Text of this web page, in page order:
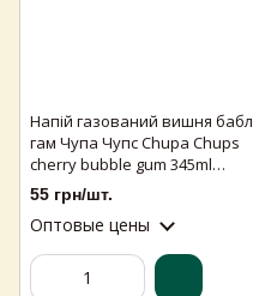
Напій газований вишня бабл
гам Чупа Чупс Chupa Chups
cherry bubble gum 345ml
24шт/ящ
55 грн/шт.
Оптовые цены